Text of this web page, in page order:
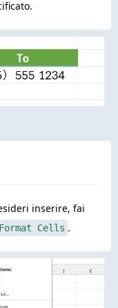
inserire, fai
Format Cells .